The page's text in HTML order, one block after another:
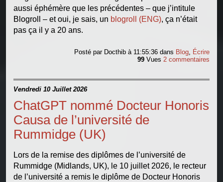
aussi éphémère que les précédentes – que j’intitule
Blogroll – et oui, je sais, un blogroll (ENG), ça n’était
pas ça il y a 20 ans.
Posté par Docthib à 11:55:36dans Blog, Écrire
99 Vues2 commentaires
Vendredi 10 Juillet 2026
ChatGPT nommé Docteur Honoris
Causa de l’université de
Rummidge (UK)
Lors de la remise des diplômes de l’université de
Rummidge (Midlands, UK), le 10 juillet 2026, le recteur
de l’université a remis le diplôme de Docteur Honoris